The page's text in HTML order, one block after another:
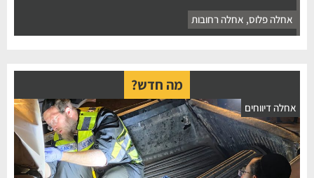
אחלה פלוס ,אחלה רחובות
מה חדש?
דיווחים